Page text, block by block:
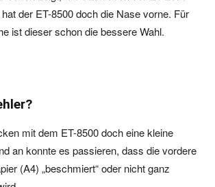
der ET-8500 doch die Nase vorne. Für
ist dieser schon die bessere Wahl.
mit dem ET-8500 doch eine kleine
an konnte es passieren, dass die vordere
(A4) „beschmiert“ oder nicht ganz